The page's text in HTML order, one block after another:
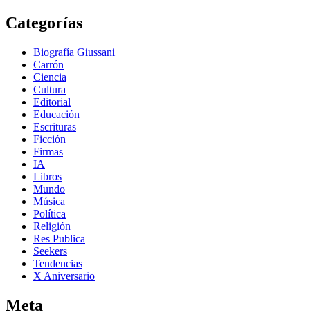
Categorías
Biografía Giussani
Carrón
Ciencia
Cultura
Editorial
Educación
Escrituras
Ficción
Firmas
IA
Libros
Mundo
Música
Política
Religión
Res Publica
Seekers
Tendencias
X Aniversario
Meta